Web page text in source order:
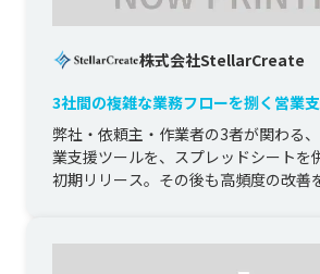
株式会社StellarCreate
3社間の複雑な業務フローを捌く営業
と2年間の運用
弊社・依頼主・作業者の3者が関わる
業支援ツールを、スプレッドシートを
初期リリース。その後も高頻度の改善